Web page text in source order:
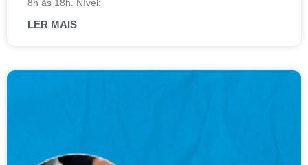
8h às 18h. Nível:
LER MAIS